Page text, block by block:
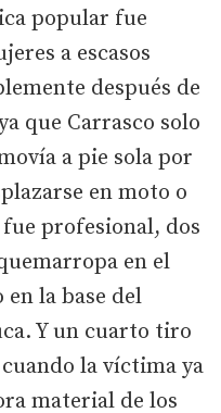
popular fue
a escasos
después de
que Carrasco solo
a pie sola por
en moto o
profesional, dos
en el
la base del
Y un cuarto tiro
la víctima ya
material de los